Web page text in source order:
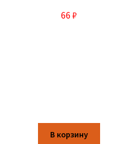
66 ₽
В корзину